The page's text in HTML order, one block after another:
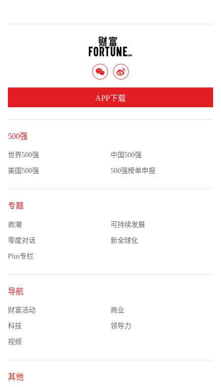
500强
世界500强 中国500强
美国500强 500强榜单申报
专题
商潮 可持续发展
零度对话 新全球化
Plus专栏
导航
财富活动 商业
科技 领导力
视频
其他
APP下载